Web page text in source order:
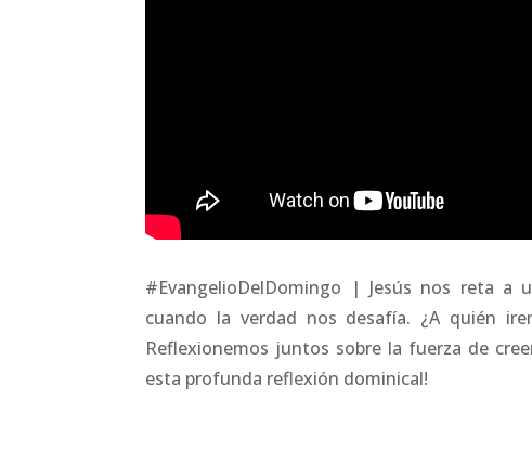
#EvangelioDelDomingo | Jesús nos reta a
cuando la verdad nos desafía. ¿A quién
Reflexionemos juntos sobre la fuerza de
esta profunda reflexión dominical!